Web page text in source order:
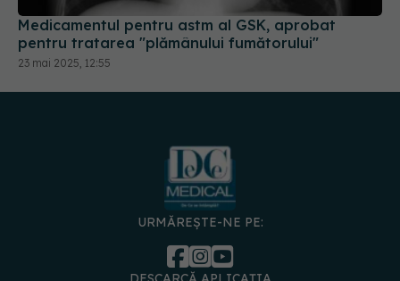
23 mai 2025, 12:55
URMĂREȘTE-NE PE:
DESCARCĂ APLICAȚIA